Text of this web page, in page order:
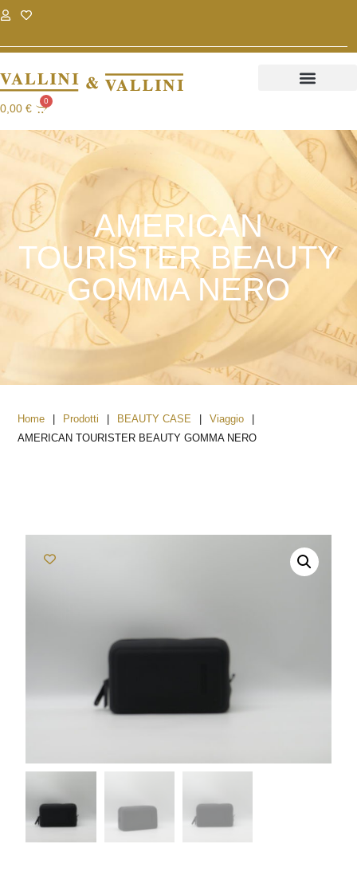
0,00 €
0
AMERICAN
TOURISTER BEAUTY
GOMMA NERO
Home | Prodotti | BEAUTY CASE | Viaggio
|
AMERICAN TOURISTER BEAUTY GOMMA NERO